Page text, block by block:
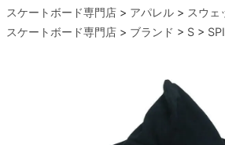
スケートボード専門店
アパレル スウェ
スケートボード専門店
ブランド S
コンプリートセット（完成品）
デッキ新着一覧
7.2inch
トラック新着一覧
適合デッキサイズから選ぶ
7.3inch
ウィール新着一覧
ウィールをサイズから選ぶ
52mm
スピットファイヤー F4（フォーミュ
シューズ新着一覧
シューズをサイズから選ぶ
22cmTシャツ
最新ブログ一覧
初心者の方へ
スタッフおすすめアイテム
店舗情報
カリフォルニアストリートの歴史